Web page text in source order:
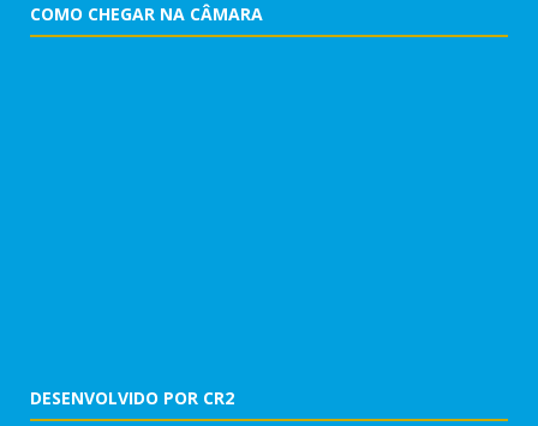
COMO CHEGAR NA CÂMARA
DESENVOLVIDO POR CR2